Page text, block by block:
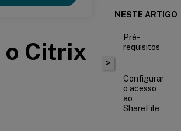
o Citrix
>
NESTE ARTIGO
Pré-
requisitos
Configurar
o acesso
ao
ShareFile